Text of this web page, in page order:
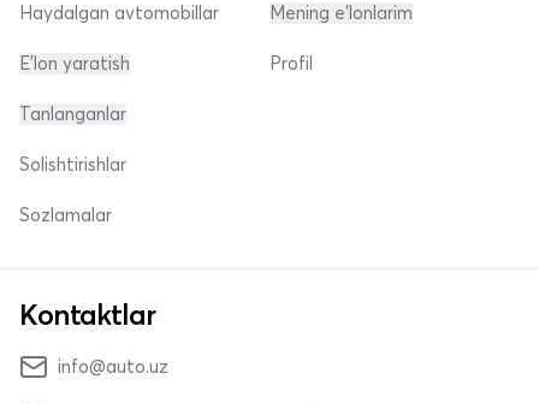
Haydalgan avtomobillar
E'lon yaratish
Mening e'lonlarim
Profil
Tanlanganlar
Solishtirishlar
Sozlamalar
Kontaktlar
info@auto.uz